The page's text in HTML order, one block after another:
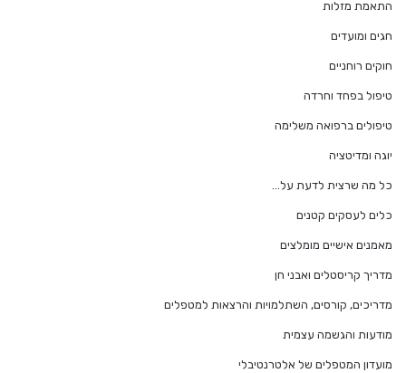
התאמת מזלות
חגים ומועדים
חוקים רוחניים
טיפול בפחד וחרדה
טיפולים ברפואה משלימה
יוגה ומדיטציה
כל מה שרצית לדעת על…
כלים לעסקים קטנים
מאמנים אישיים מומלצים
מדריך קריסטלים ואבני חן
מדריכים, קורסים, השתלמויות והרצאות למטפלים
מודעות והגשמה עצמית
מועדון המטפלים של אלטרנטיבלי